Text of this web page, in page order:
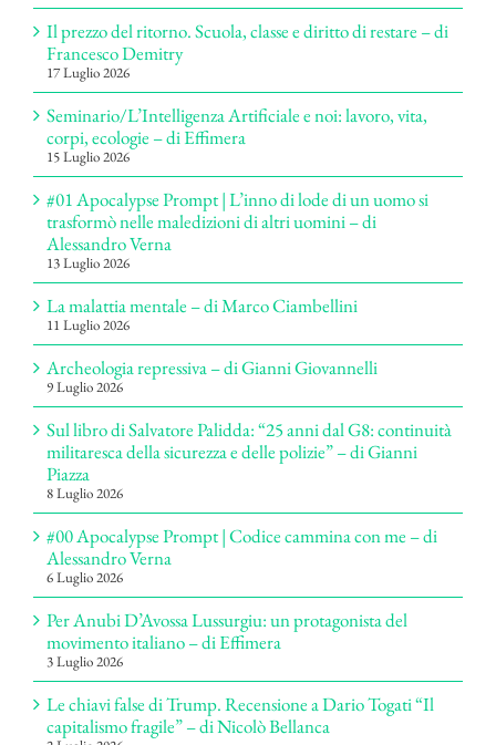
Il prezzo del ritorno. Scuola, classe e diritto di restare – di
Francesco Demitry
17 Luglio 2026
Seminario/L’Intelligenza Artificiale e noi: lavoro, vita,
corpi, ecologie – di Effimera
15 Luglio 2026
#01 Apocalypse Prompt | L’inno di lode di un uomo si
trasformò nelle maledizioni di altri uomini – di
Alessandro Verna
13 Luglio 2026
La malattia mentale – di Marco Ciambellini
11 Luglio 2026
Archeologia repressiva – di Gianni Giovannelli
9 Luglio 2026
Sul libro di Salvatore Palidda: “25 anni dal G8: continuità
militaresca della sicurezza e delle polizie” – di Gianni
Piazza
8 Luglio 2026
#00 Apocalypse Prompt | Codice cammina con me – di
Alessandro Verna
6 Luglio 2026
Per Anubi D’Avossa Lussurgiu: un protagonista del
movimento italiano – di Effimera
3 Luglio 2026
Le chiavi false di Trump. Recensione a Dario Togati “Il
capitalismo fragile” – di Nicolò Bellanca